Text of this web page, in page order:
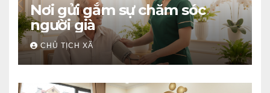
Nơi gửi gắm sự chăm sóc
người già
CHỦ TỊCH XÃ